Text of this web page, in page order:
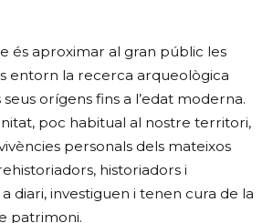
és aproximar al gran públic les
entorn la recerca arqueològica
orígens fins a l’edat moderna.
poc habitual al nostre territori,
personals dels mateixos
historiadors i
diari, investiguen i tenen cura de la
patrimoni.